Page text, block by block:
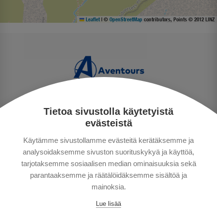
Tietoa sivustolla käytetyistä
evästeistä
Käytämme sivustollamme evästeitä kerätäksemme ja
analysoidaksemme sivuston suorituskykyä ja käyttöä,
tarjotaksemme sosiaalisen median ominaisuuksia sekä
parantaaksemme ja räätälöidäksemme sisältöä ja
mainoksia.
Lue lisää
Leaflet | © OpenStreetMap contributors, Points © 2012 LINZ
PRIVACY POLICY
MAKSUTAVAT
GENERAL CONDITIONS
GOOD TO KNOW
CONTACTS